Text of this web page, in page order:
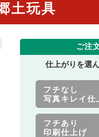
土玩具
ご注
仕上がりを選
フチなし
写真キレイ仕
フチあり
印刷仕上げ